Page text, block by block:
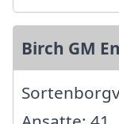
Birch GM